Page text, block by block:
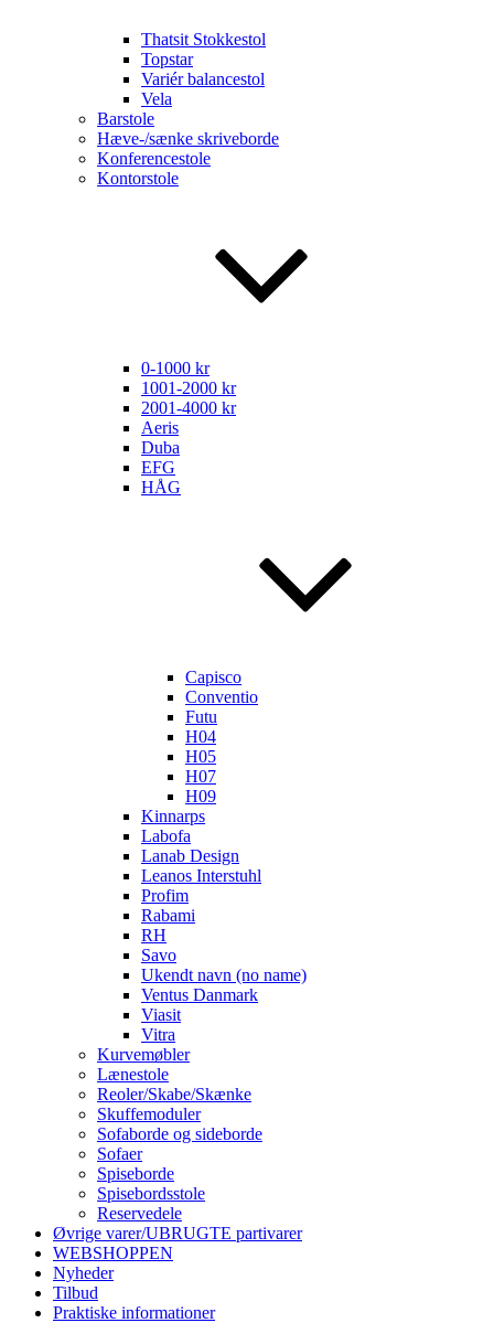
Thatsit Stokkestol
Topstar
Variér balancestol
Vela
Barstole
Hæve-/sænke skriveborde
Konferencestole
Kontorstole
0-1000 kr
1001-2000 kr
2001-4000 kr
Aeris
Duba
EFG
HÅG
Capisco
Conventio
Futu
H04
H05
H07
H09
Kinnarps
Labofa
Lanab Design
Leanos Interstuhl
Profim
Rabami
RH
Savo
Ukendt navn (no name)
Ventus Danmark
Viasit
Vitra
Kurvemøbler
Lænestole
Reoler/Skabe/Skænke
Skuffemoduler
Sofaborde og sideborde
Sofaer
Spiseborde
Spisebordsstole
Reservedele
Øvrige varer/UBRUGTE partivarer
WEBSHOPPEN
Nyheder
Tilbud
Praktiske informationer